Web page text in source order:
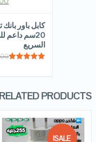
كابل باور
20سم داعم
السريع
RELATED PRODUCTS
SALE!